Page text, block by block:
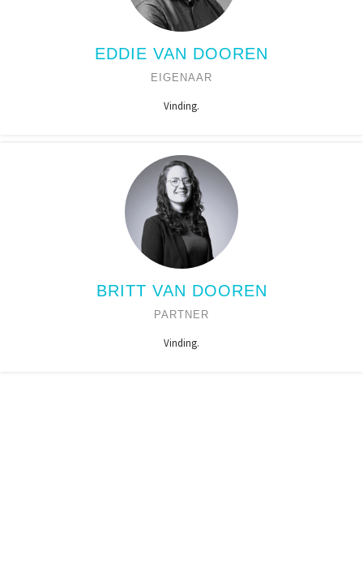
EDDIE VAN DOOREN
EIGENAAR
Vinding.
BRITT VAN DOOREN
PARTNER
Vinding.